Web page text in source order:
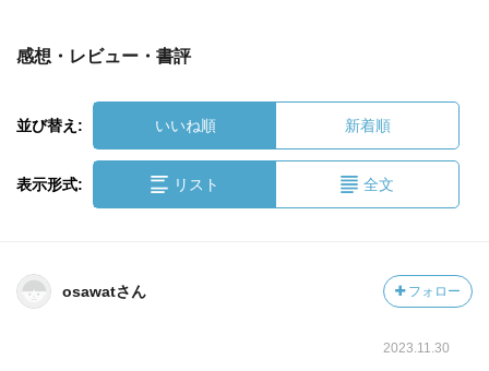
感想・レビュー・書評
並び替え: いいね順 新着順
表示形式: リスト 全文
osawatさん フォロー
2023.11.30